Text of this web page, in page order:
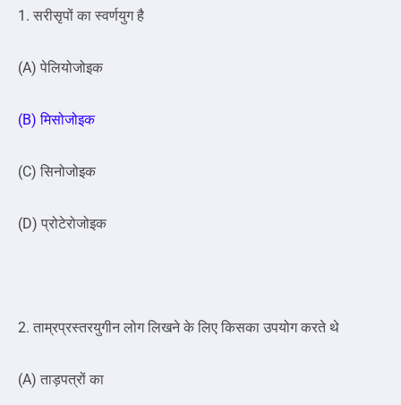
1. सरीसृपों का स्वर्णयुग है
(A) पेलियोजोइक
(B) मिसोजोइक
(C) सिनोजोइक
(D) प्रोटेरोजोइक
2. ताम्रप्रस्तरयुगीन लोग लिखने के लिए किसका उपयोग करते थे
(A) ताड़पत्रों का